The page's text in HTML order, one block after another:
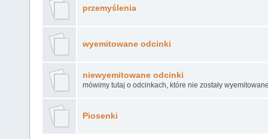
przemyślenia
wyemitowane odcinki
niewyemitowane odcinki
mówimy tutaj o odcinkach, które nie zostały
Piosenki